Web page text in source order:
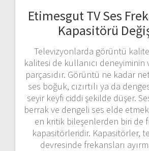
Etimesgut TV Ses
Kapasitörü
Televizyonlarda görüntü
kalitesi de kullanıcı deneyiminin
parçasıdır. Görüntü ne kadar
ses boğuk, cızırtılı ya da
seyir keyfi ciddi şekilde düşer.
berrak ve dengeli ses elde
en kritik bileşenlerden biri de
kapasitörleridir. Kapasitörler,
devresinde frekansları